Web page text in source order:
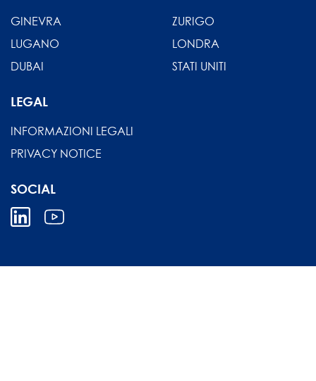
GINEVRA
ZURIGO
LUGANO
LONDRA
DUBAI
STATI UNITI
LEGAL
INFORMAZIONI LEGALI
PRIVACY NOTICE
SOCIAL